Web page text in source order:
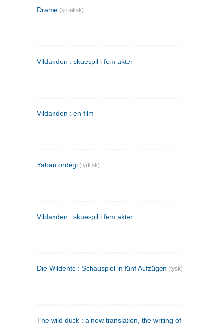
Drame (kroatisk)
Vildanden : skuespil i fem akter
Vildanden : en film
Yaban ördeği (tyrkisk)
Vildanden : skuespil i fem akter
Die Wildente : Schauspiel in fünf Aufzügen (tysk)
The wild duck : a new translation, the writing of the play,